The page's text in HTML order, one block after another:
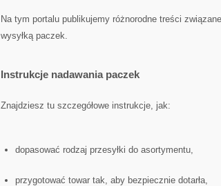
Na tym portalu publikujemy różnorodne treści
wysyłką paczek.
Instrukcje nadawania paczek
Znajdziesz tu szczegółowe instrukcje, jak:
dopasować rodzaj przesyłki do asortymentu,
przygotować towar tak, aby bezpiecznie dotarła,